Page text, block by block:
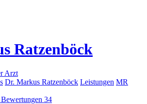
Ratzenböck
Arzt
Dr. Markus Ratzenböck Leistungen MR
Bewertungen 34